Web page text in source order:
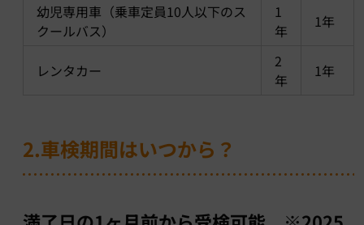
幼児専用車（乗車定員10人以下のス
クールバス）
1
年
1年
レンタカー
2
年
1年
2.車検期間はいつから？